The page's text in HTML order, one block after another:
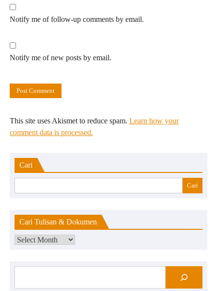
Notify me of follow-up comments by email.
Notify me of new posts by email.
This site uses Akismet to reduce spam. Learn how your
comment data is processed.
Cari
Cari
Cari Tulisan & Dokumen